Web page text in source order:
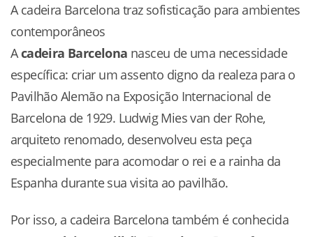
A cadeira Barcelona traz sofisticação para ambientes
contemporâneos
Acadeira Barcelona nasceu de uma necessidade
específica: criar um assento digno da realeza para o
Pavilhão Alemão na Exposição Internacional de
Barcelona de 1929. Ludwig Mies van der Rohe,
arquiteto renomado, desenvolveu esta peça
especialmente para acomodar o rei e a rainha da
Espanha durante sua visita ao pavilhão.
Por isso, a cadeira Barcelona também é conhecida